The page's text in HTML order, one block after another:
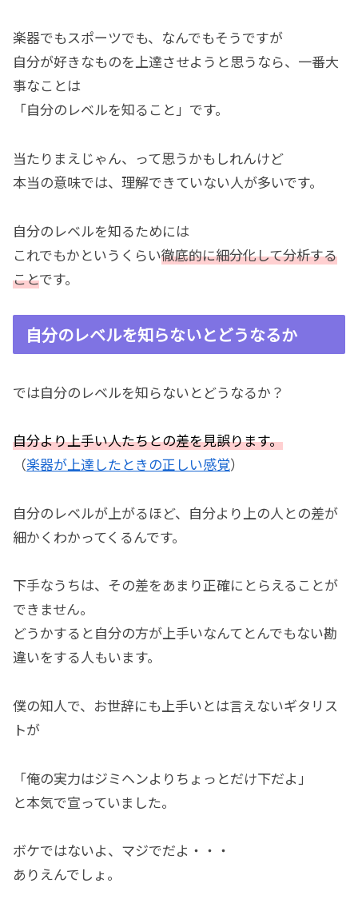
楽器でもスポーツでも、なんでもそうですが
自分が好きなものを上達させようと思うなら、一番大
事なことは
「自分のレベルを知ること」です。
当たりまえじゃん、って思うかもしれんけど
本当の意味では、理解できていない人が多いです。
自分のレベルを知るためには
これでもかというくらい徹底的に細分化して分析する
ことです。
自分のレベルを知らないとどうなるか
では自分のレベルを知らないとどうなるか？
自分より上手い人たちとの差を見誤ります。
（楽器が上達したときの正しい感覚）
自分のレベルが上がるほど、自分より上の人との差が
細かくわかってくるんです。
下手なうちは、その差をあまり正確にとらえることが
できません。
どうかすると自分の方が上手いなんてとんでもない勘
違いをする人もいます。
僕の知人で、お世辞にも上手いとは言えないギタリス
トが
「俺の実力はジミヘンよりちょっとだけ下だよ」
と本気で宣っていました。
ボケではないよ、マジでだよ・・・
ありえんでしょ。